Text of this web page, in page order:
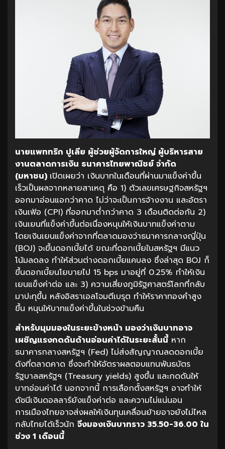
นายแพททริก ปูเลีย ผู้ช่วยผู้จัดการใหญ่ ผู้บริหารสาย
งานตลาดการเงิน ธนาคารไทยพาณิชย์ จำกัด
(มหาชน) เปิดเผยว่า เงินบาทในเดือนที่ผ่านมาแข็งค่าขึ้น
เร็วเป็นผลจากหลายสาเหตุ คือ 1) ตัวเลขเศรษฐกิจสหรัฐฯ
ออกมาอ่อนแอกว่าคาด ไม่ว่าจะเป็นการจ้างงาน และอัตรา
เงินเฟ้อ (CPI) ที่ออกมาต่ำกว่าคาด 3 เดือนติดต่อกัน 2)
เงินเยนที่แข็งค่าขึ้นต่อเนื่องหนุนให้เงินบาทแข็งค่าตาม
โดยเงินเยนแข็งค่าจากที่ตลาดมองว่าธนาคารกลางญี่ปุ่น
(BOJ) จะขึ้นดอกเบี้ยได้ ขณะที่ดอกเบี้ยในสหรัฐฯ มีแนว
โน้มลดลง ทำให้ส่วนต่างดอกเบี้ยแคบลง ซึ่งล่าสุด BOJ ก็
ขึ้นดอกเบี้ยนโยบายไป 15 bps มาอยู่ที่ 0.25% ทำให้เงิน
เยนแข็งค่าต่อ และ 3) ความเสี่ยงภูมิรัฐศาสตร์โลกที่กลับ
มาปะทุขึ้น หลังอิสราเอลโจมตีเบรุต ทำให้ราคาทองคำสูง
ขึ้น หนุนให้บาทแข็งค่าขึ้นในช่วงข้ามคืน
สำหรับมุมมองในระยะข้างหน้า มองว่าเงินบาทอาจ
เผชิญแรงกดดันด้านอ่อนค่าได้ในระยะสั้นนี้ หาก
ธนาคารกลางสหรัฐฯ (Fed) ไม่ส่งสัญญาณลดดอกเบี้ย
ดังที่ตลาดคาด ซึ่งจะทำให้อัตราผลตอบแทนพันธบัตร
รัฐบาลสหรัฐฯ (Treasury yields) สูงขึ้น และกดดันให้
บาทอ่อนค่าได้ นอกจากนี้ การเลือกตั้งสหรัฐฯ อาจทำให้
ดัชนีเงินดอลลาร์ยังแข็งค่าต่อ และความไม่แน่นอน
การเมืองไทยอาจส่งผลให้เงินทุนเคลื่อนย้ายอาจยังไม่ไหล
กลับไทยได้เร็วนัก จึงมองเงินบาทราว 35.50-36.00 ใน
ช่วง 1 เดือนนี้